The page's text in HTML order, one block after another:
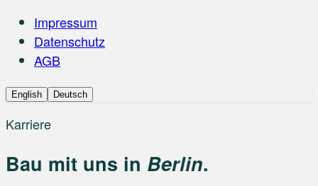
Impressum
Datenschutz
AGB
English Deutsch
Karriere
Bau mit uns in Berlin.